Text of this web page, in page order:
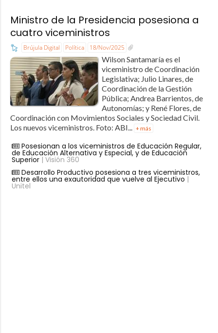
Ministro de la Presidencia posesiona a
cuatro viceministros
Brújula Digital Política 18/Nov/2025
Wilson Santamaría es el
viceministro de Coordinación
Legislativa; Julio Linares, de
Coordinación de la Gestión
Pública; Andrea Barrientos, de
Autonomías; y René Flores, de
Coordinación con Movimientos Sociales y Sociedad Civil.
Los nuevos viceministros. Foto: ABI... + más
Posesionan a los viceministros de Educación Regular,
de Educación Alternativa y Especial, y de Educación
Superior| Visión 360
Desarrollo Productivo posesiona a tres viceministros,
entre ellos una exautoridad que vuelve al Ejecutivo |
Unitel